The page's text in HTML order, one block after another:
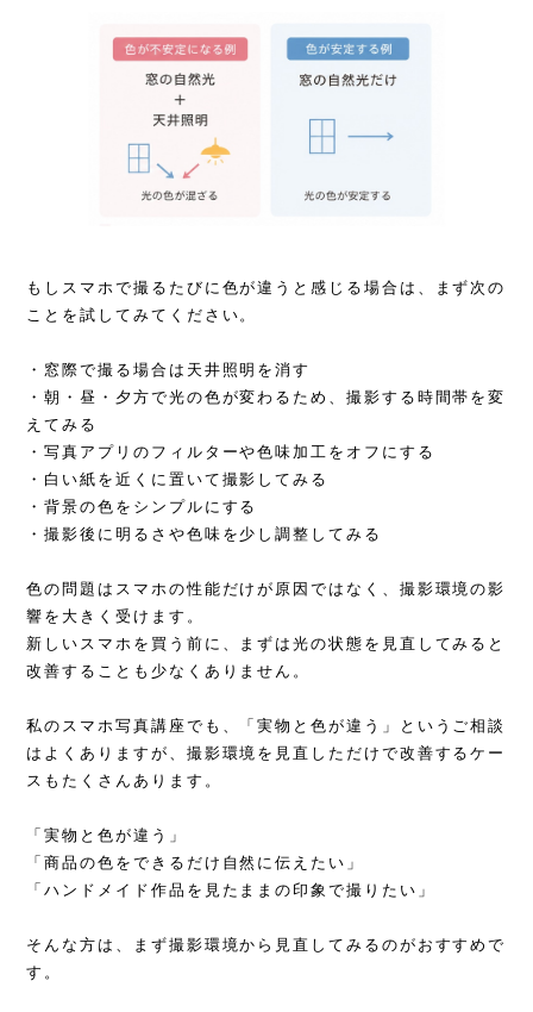
もしスマホで撮るたびに色が違うと感じる場合は、まず次の
ことを試してみてください。
・窓際で撮る場合は天井照明を消す
・朝・昼・夕方で光の色が変わるため、撮影する時間帯を変
えてみる
・写真アプリのフィルターや色味加工をオフにする
・白い紙を近くに置いて撮影してみる
・背景の色をシンプルにする
・撮影後に明るさや色味を少し調整してみる
色の問題はスマホの性能だけが原因ではなく、撮影環境の影
響を大きく受けます。
新しいスマホを買う前に、まずは光の状態を見直してみると
改善することも少なくありません。
私のスマホ写真講座でも、「実物と色が違う」というご相談
はよくありますが、撮影環境を見直しただけで改善するケー
スもたくさんあります。
「実物と色が違う」
「商品の色をできるだけ自然に伝えたい」
「ハンドメイド作品を見たままの印象で撮りたい」
そんな方は、まず撮影環境から見直してみるのがおすすめで
す。